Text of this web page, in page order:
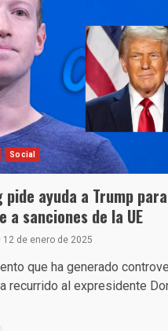
Social
pide ayuda a Trump
a sanciones de la UE
12 de enero de 2025
que ha generado
recurrido al expresidente